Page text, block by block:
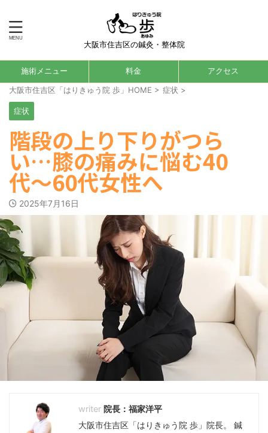
大阪市住吉区の鍼灸・整体院
施術メニュー 料金 アクセス
大阪市住吉区「はりきゅう院 歩」HOME > 症状 >
症状
階段の上り下りがつら
い…膝の痛みに悩む40
代〜60代女性へ
2025年7月16日
院長：福家洋平
大阪市住吉区「はりきゅう院 歩」院長。 鍼